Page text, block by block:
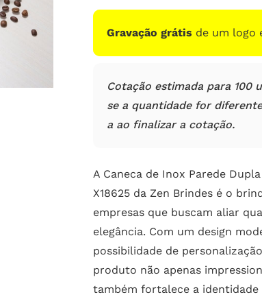
clientes
Gravação grátis de um logo
Cotação estimada para 100
se a quantidade for
a ao finalizar a cotação.
A Caneca de Inox Parede
X18625 da Zen Brindes é o
empresas que buscam aliar
elegância. Com um design
possibilidade de
produto não apenas
também fortalece a identidade